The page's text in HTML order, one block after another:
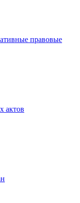
правовые
актов